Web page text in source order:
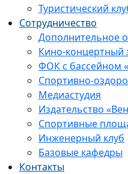
Туристический
Сотрудничество
Дополнительное
Кино-концертный
ФОК с бассейном
Спортивно-
Медиастудия
Издательство
Спортивные
Инженерный клуб
Базовые кафедры
Контакты